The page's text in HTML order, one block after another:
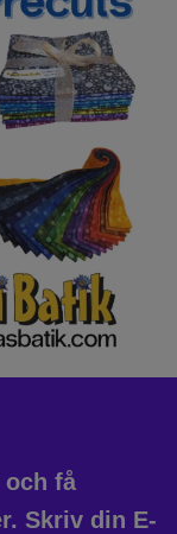
få
Skriv din E-